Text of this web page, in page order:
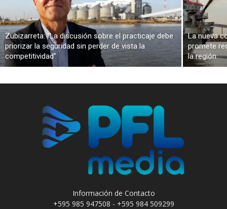
Zubizarreta: “La discusión sobre el practicaje debe
priorizar la seguridad sin perder de vista la
competitividad”
La nueva
promete
la región
Información de Contacto
+595 985 947508 - +595 984 509299